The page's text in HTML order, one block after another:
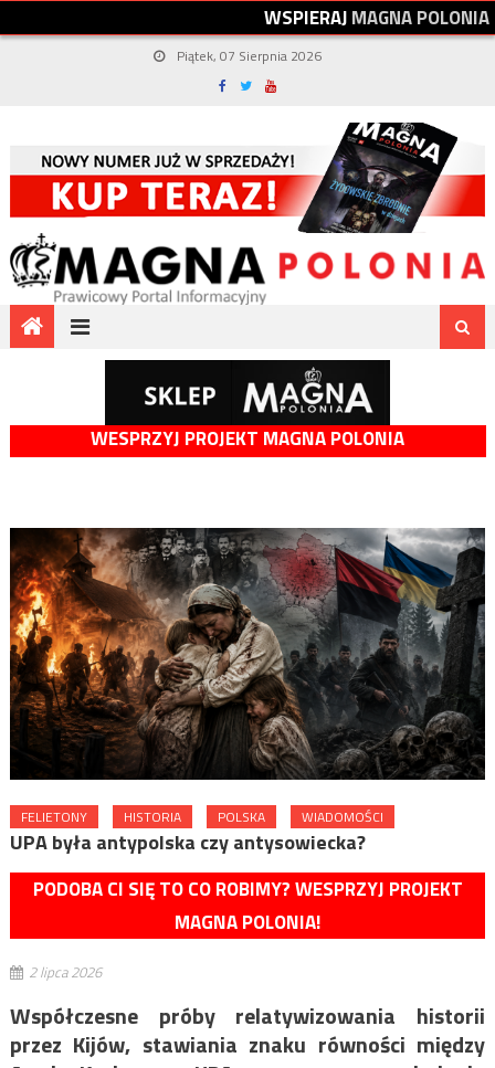
WSPIERAJMAGNAPOLONIA
Piątek, 07 Sierpnia 2026
WESPRZYJ PROJEKT MAGNA POLONIA
FELIETONY HISTORIA POLSKA WIADOMOŚCI
UPA była antypolska czy antysowiecka?
PODOBA CI SIĘ TO CO ROBIMY? WESPRZYJ PROJEKT
MAGNA POLONIA!
2 lipca 2026
Współczesne próby relatywizowania historii
przez Kijów, stawiania znaku równości między